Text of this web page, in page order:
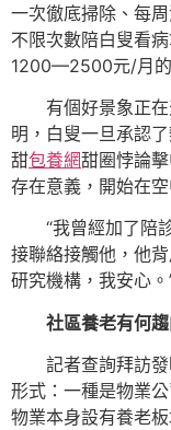
一次徹底掃除、每
不限次數陪白叟看
1200—2500元/月的
有個好景象正
明，白叟一旦承認
甜包養網甜圈悖論
存在意義，開始在
“我曾經加了陪
接聯絡接觸他，他
研究機構，我安心
社區養老有何
記者查詢拜訪
形式：一種是物業
物業本身設有養老